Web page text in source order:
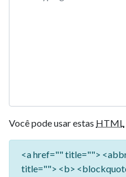
Você pode usar estas HTML
<a href="" title="">
title=""> <b>